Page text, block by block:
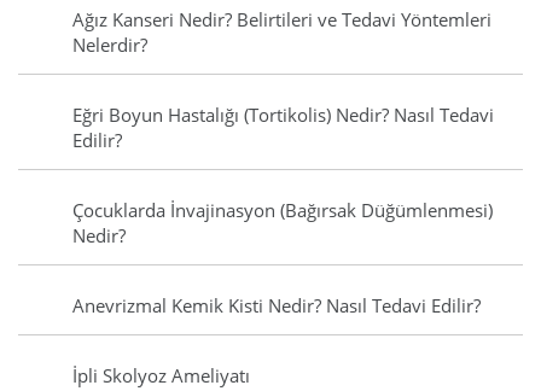
Ağız Kanseri Nedir? Belirtileri ve Tedavi Yöntemleri
Nelerdir?
Eğri Boyun Hastalığı (Tortikolis) Nedir? Nasıl Tedavi
Edilir?
Çocuklarda İnvajinasyon (Bağırsak Düğümlenmesi)
Nedir?
Anevrizmal Kemik Kisti Nedir? Nasıl Tedavi Edilir?
İpli Skolyoz Ameliyatı